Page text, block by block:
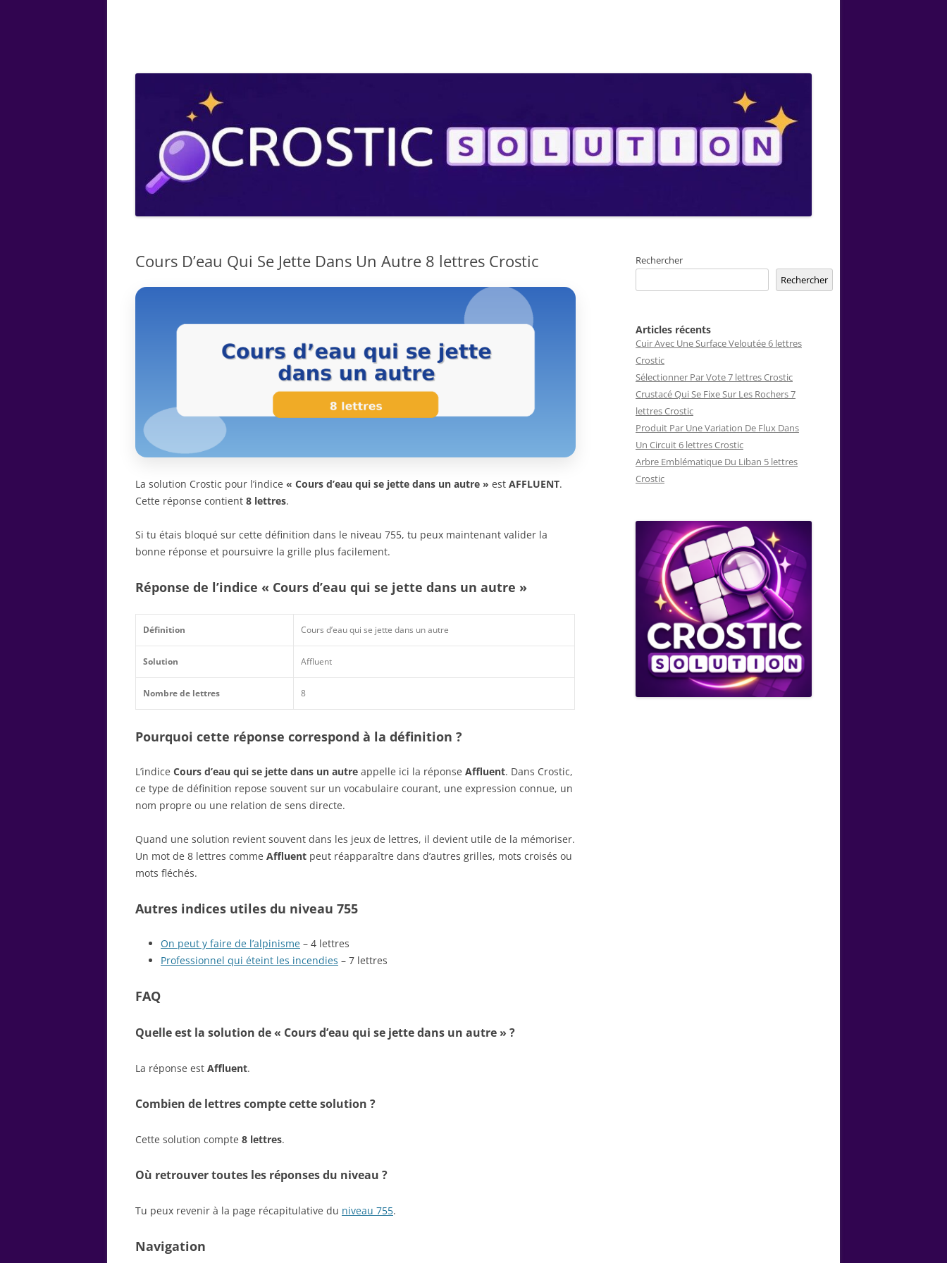
Сours D’eau Qui Se Jette Dans Un Autre 8 lettres Crostic
La solution Crostic pour l’indice « Сours d’eau qui se jette dans un autre » est AFFLUENT.
Cette réponse contient 8 lettres.
Si tu étais bloqué sur cette définition dans le niveau 755, tu peux maintenant valider la
bonne réponse et poursuivre la grille plus facilement.
Réponse de l’indice « Сours d’eau qui se jette dans un autre »
Définition Сours d’eau qui se jette dans un autre
Solution Affluent
Nombre de lettres 8
Pourquoi cette réponse correspond à la définition ?
L’indice Сours d’eau qui se jette dans un autre appelle ici la réponse Affluent. Dans Crostic,
ce type de définition repose souvent sur un vocabulaire courant, une expression connue, un
nom propre ou une relation de sens directe.
Quand une solution revient souvent dans les jeux de lettres, il devient utile de la mémoriser.
Un mot de 8 lettres comme Affluent peut réapparaître dans d’autres grilles, mots croisés ou
mots fléchés.
Autres indices utiles du niveau 755
On peut y faire de l’alpinisme – 4 lettres
Professionnel qui éteint les incendies – 7 lettres
FAQ
Quelle est la solution de « Сours d’eau qui se jette dans un autre » ?
La réponse est Affluent.
Combien de lettres compte cette solution ?
Cette solution compte 8 lettres.
Où retrouver toutes les réponses du niveau ?
Tu peux revenir à la page récapitulative du niveau 755.
Navigation
Rechercher
Rechercher
Articles récents
Cuir Avec Une Surface Veloutée 6 lettres
Crostic
Sélectionner Par Vote 7 lettres Crostic
Crustacé Qui Se Fixe Sur Les Rochers 7
lettres Crostic
Produit Par Une Variation De Flux Dans
Un Circuit 6 lettres Crostic
Arbre Emblématique Du Liban 5 lettres
Crostic